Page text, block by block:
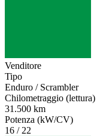
Venditore
Tipo
Enduro / Scrambler
Chilometraggio (lettura)
31.500 km
Potenza (kW/CV)
16 / 22